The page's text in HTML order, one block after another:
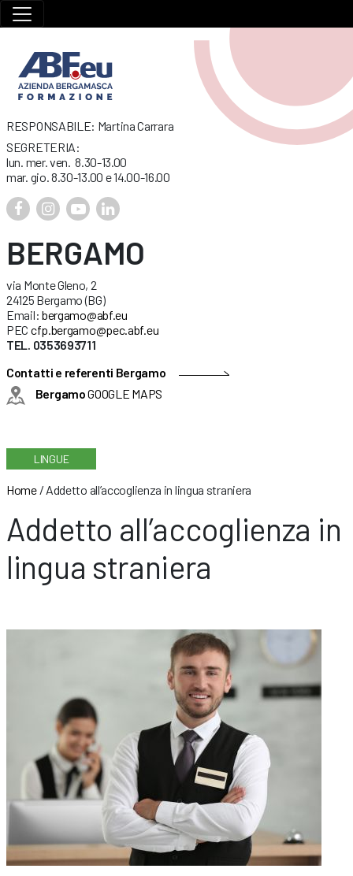
RESPONSABILE: Martina Carrara
SEGRETERIA:
lun. mer. ven. 8.30-13.00
mar. gio. 8.30-13.00 e 14.00-16.00
BERGAMO
via Monte Gleno, 2
24125 Bergamo (BG)
Email: bergamo@abf.eu
PEC cfp.bergamo@pec.abf.eu
TEL. 0353693711
Contatti e referenti Bergamo
BergamoGOOGLE MAPS
LINGUE
Home/ Addetto all’accoglienza in lingua straniera
Addetto all’accoglienza in
lingua straniera